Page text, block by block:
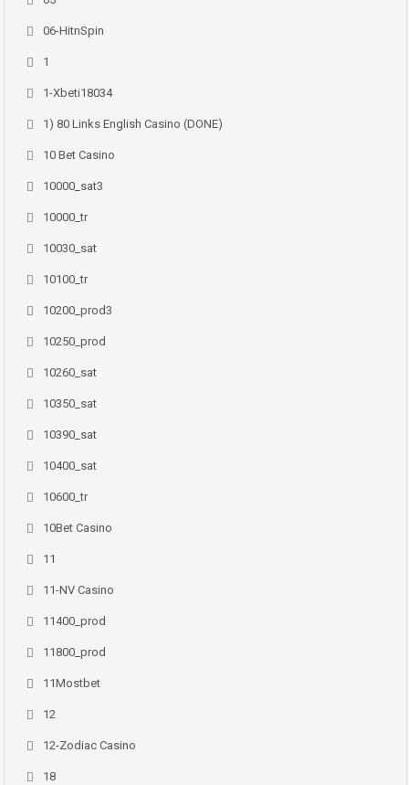
06-HitnSpin
1
1-Xbeti18034
1) 80 Links English Casino (DONE)
10 Bet Casino
10000_sat3
10000_tr
10030_sat
10100_tr
10200_prod3
10250_prod
10260_sat
10350_sat
10390_sat
10400_sat
10600_tr
10Bet Casino
11
11-NV Casino
11400_prod
11800_prod
11Mostbet
12
12-Zodiac Casino
18